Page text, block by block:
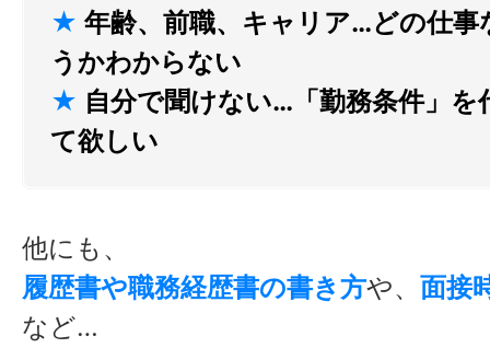
★ 年齢、前職、キャリア…どの仕事
うかわからない
★ 自分で聞けない…「勤務条件」を
て欲しい
他にも、
履歴書や職務経歴書の書き方や、 面接
など…